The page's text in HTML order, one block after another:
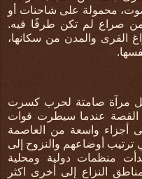
صوت، محمولة على شاحنات أو
صراع لم تكن طرفًا فيه.
القرى والمدن من سكانها،
.
بل مرآة صامتة لحرب كسرت
القصة عندما سيطرت قوات
أجزاء واسعة من العاصمة
أوضاعهم والنزوح إلى
منظمات دولية ومحلية
مناطق النزاع إلى أخرى اكثر